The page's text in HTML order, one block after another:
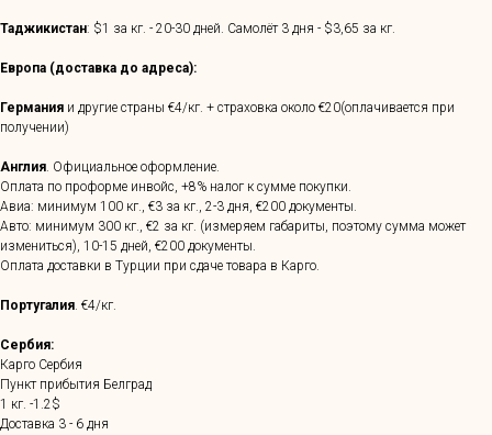
Таджикистан: $1 за кг. - 20-30 дней. Самолёт 3 дня - $3,65 за кг.
Европа (доставка до адреса):
Германия и другие страны €4/кг. + страховка около €20(оплачивается при
получении)
Англия. Официальное оформление.
Оплата по проформе инвойс, +8% налог к сумме покупки.
Авиа: минимум 100 кг., €3 за кг., 2-3 дня, €200 документы.
Авто: минимум 300 кг., €2 за кг. (измеряем габариты, поэтому сумма может
измениться), 10-15 дней, €200 документы.
Оплата доставки в Турции при сдаче товара в Карго.
Португалия. €4/кг.
Сербия:
Карго Сербия
Пункт прибытия Белград
1 кг. -1.2$
Доставка 3 - 6 дня